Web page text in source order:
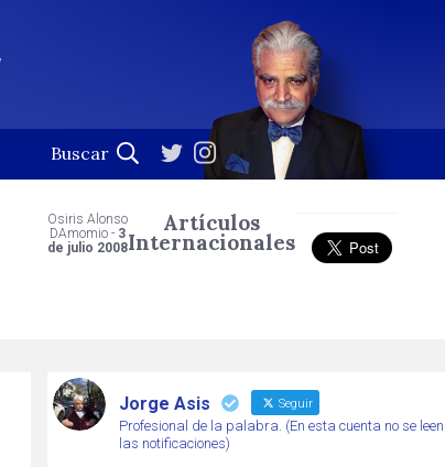
Osiris Alonso
DAmomio - 3
de julio 2008
Artículos
Internacionales
Jorge Asis Seguir
Profesional de la palabra. (En esta cuenta no se leen
las notificaciones)